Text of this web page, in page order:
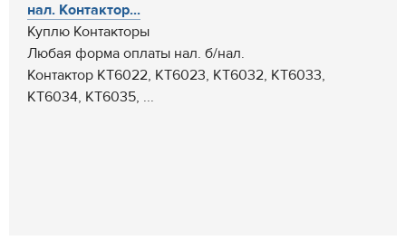
нал. Контактор...
Куплю Контакторы
Любая форма оплаты нал. б/нал.
Контактор КТ6022, КТ6023, КТ6032, КТ6033,
КТ6034, КТ6035, ...